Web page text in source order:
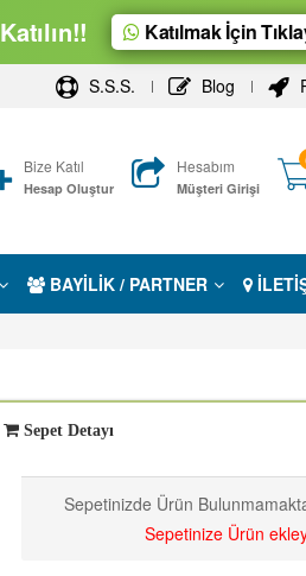
Katılmak İçin
S.S.S. Blog
Bize Katıl
Hesap Oluştur
Hesabım
Müşteri Girişi
BAYİLİK / PARTNER
Sepet Detayı
Sepetinizde Ürün
Sepetinize Ürün